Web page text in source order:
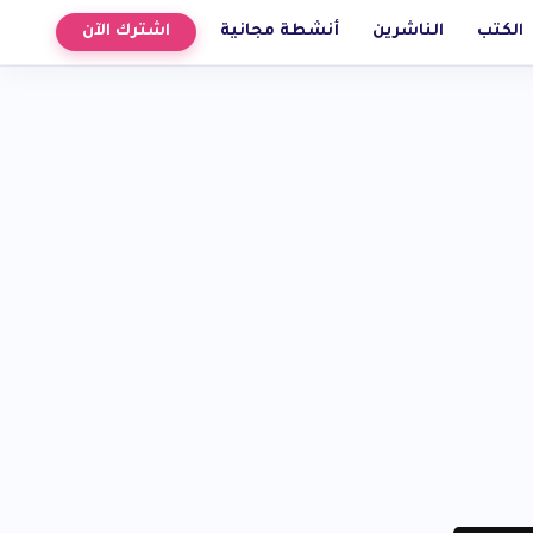
الكتب الناشرين أنشطة مجانية اشترك الآن